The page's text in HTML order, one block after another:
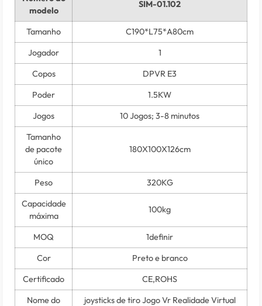
modelo
SIM-01.102
Tamanho
C190*L75*A80cm
Jogador
1
Copos
DPVR E3
Poder
1.5KW
Jogos
10 Jogos; 3-8 minutos
Tamanho
de pacote
único
180X100X126cm
Peso
320KG
Capacidade
máxima
100kg
MOQ
1definir
Cor
Preto e branco
Certificado
CE,ROHS
Nome do
joysticks de tiro Jogo Vr Realidade Virtual